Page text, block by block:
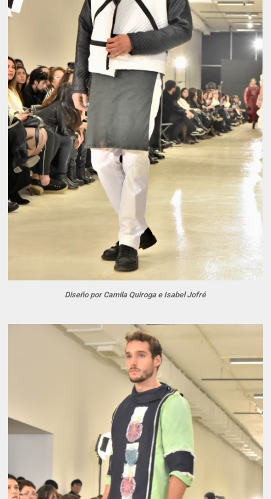
Diseño por Camila Quiroga e Isabel Jofré